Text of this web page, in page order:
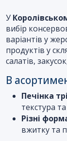
У
вибір
варіантів у
продуктів у
салатів,
В
Печінка
текстура
Різні
вжитку та